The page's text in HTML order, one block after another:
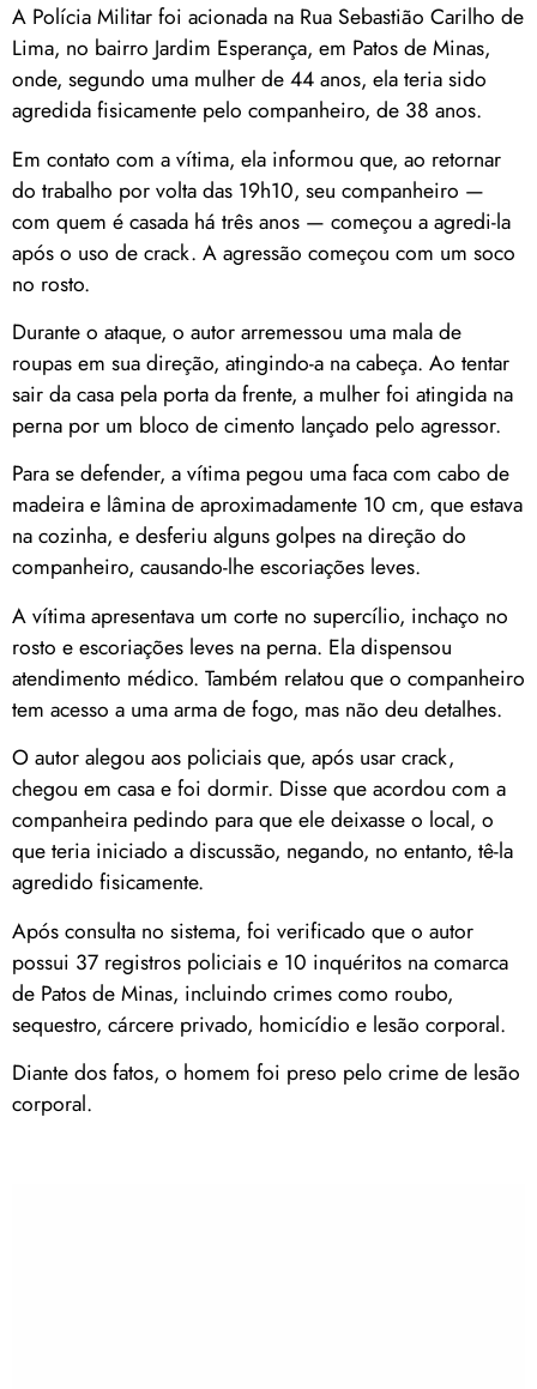
A Polícia Militar foi acionada na Rua Sebastião Carilho de
Lima, no bairro Jardim Esperança, em Patos de Minas,
onde, segundo uma mulher de 44 anos, ela teria sido
agredida fisicamente pelo companheiro, de 38 anos.
Em contato com a vítima, ela informou que, ao retornar
do trabalho por volta das 19h10, seu companheiro —
com quem é casada há três anos — começou a agredi-la
após o uso de crack. A agressão começou com um soco
no rosto.
Durante o ataque, o autor arremessou uma mala de
roupas em sua direção, atingindo-a na cabeça. Ao tentar
sair da casa pela porta da frente, a mulher foi atingida na
perna por um bloco de cimento lançado pelo agressor.
Para se defender, a vítima pegou uma faca com cabo de
madeira e lâmina de aproximadamente 10 cm, que estava
na cozinha, e desferiu alguns golpes na direção do
companheiro, causando-lhe escoriações leves.
A vítima apresentava um corte no supercílio, inchaço no
rosto e escoriações leves na perna. Ela dispensou
atendimento médico. Também relatou que o companheiro
tem acesso a uma arma de fogo, mas não deu detalhes.
O autor alegou aos policiais que, após usar crack,
chegou em casa e foi dormir. Disse que acordou com a
companheira pedindo para que ele deixasse o local, o
que teria iniciado a discussão, negando, no entanto, tê-la
agredido fisicamente.
Após consulta no sistema, foi verificado que o autor
possui 37 registros policiais e 10 inquéritos na comarca
de Patos de Minas, incluindo crimes como roubo,
sequestro, cárcere privado, homicídio e lesão corporal.
Diante dos fatos, o homem foi preso pelo crime de lesão
corporal.